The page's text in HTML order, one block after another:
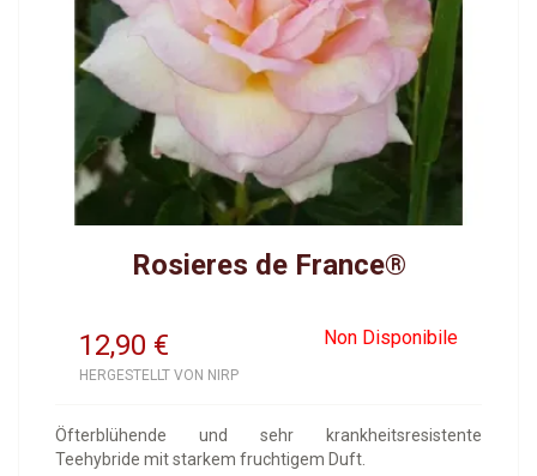
Rosieres de France®
12,90 Non Disponibile
€
HERGESTELLT VON NIRP
Öfterblühende und sehr krankheitsresistente
Teehybride mit starkem fruchtigem Duft.